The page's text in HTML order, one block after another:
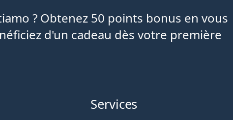
? Obtenez 50 points bonus en vous
d'un cadeau dès votre première
Services